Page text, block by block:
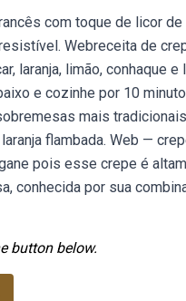
com toque de licor de
Webreceita de
laranja, limão, conhaque e
e cozinhe por 10
mais
flambada. Web —
pois esse crepe é
conhecida por sua
button below.